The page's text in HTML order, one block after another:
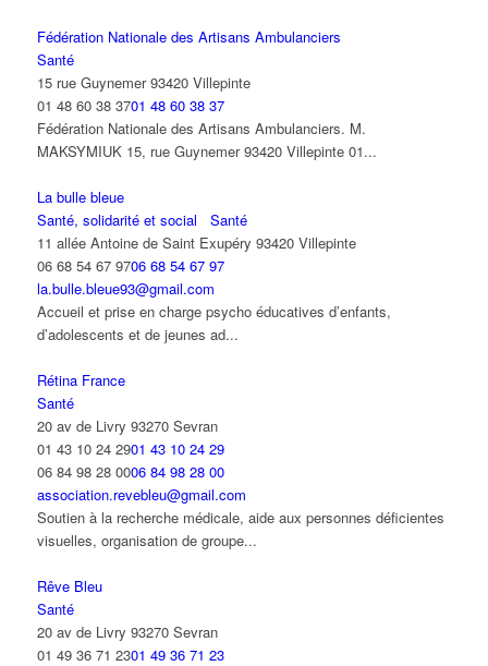
Fédération Nationale des Artisans Ambulanciers
Santé
15 rue Guynemer 93420 Villepinte
01 48 60 38 3701 48 60 38 37
Fédération Nationale des Artisans Ambulanciers. M.
MAKSYMIUK 15, rue Guynemer 93420 Villepinte 01...
La bulle bleue
Santé, solidarité et social
Santé
11 allée Antoine de Saint Exupéry 93420 Villepinte
06 68 54 67 9706 68 54 67 97
la.bulle.bleue93@gmail.com
Accueil et prise en charge psycho éducatives d’enfants,
d’adolescents et de jeunes ad...
Rétina France
Santé
20 av de Livry 93270 Sevran
01 43 10 24 2901 43 10 24 29
06 84 98 28 0006 84 98 28 00
association.revebleu@gmail.com
Soutien à la recherche médicale, aide aux personnes déficientes
visuelles, organisation de groupe...
Rêve Bleu
Santé
20 av de Livry 93270 Sevran
01 49 36 71 2301 49 36 71 23